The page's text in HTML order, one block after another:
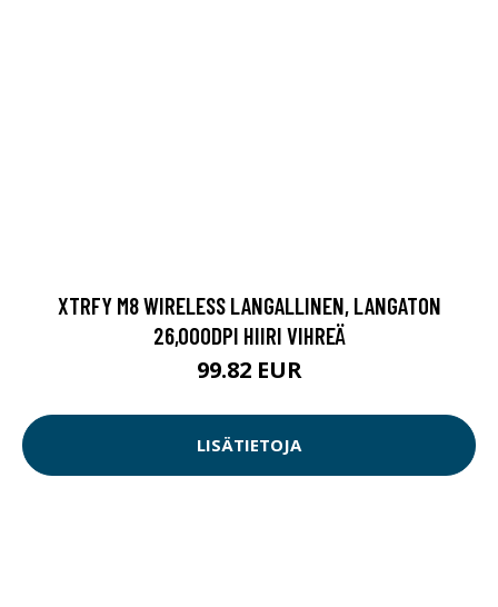
XTRFY M8 WIRELESS LANGALLINEN, LANGATON
26,000DPI HIIRI VIHREÄ
99.82 EUR
LISÄTIETOJA